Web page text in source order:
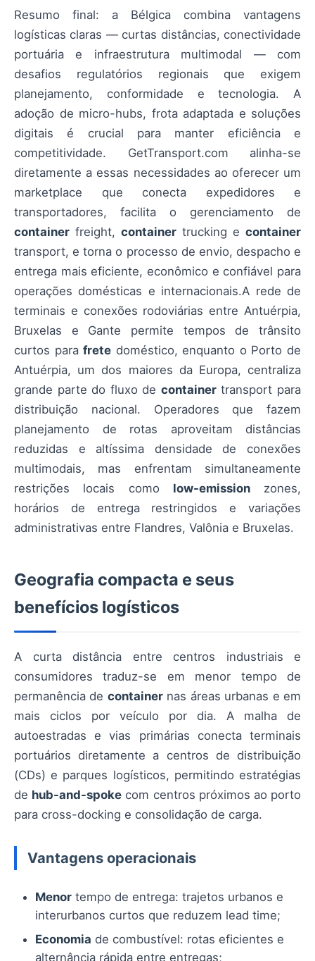
Resumo final: a Bélgica combina vantagens
logísticas claras — curtas distâncias, conectividade
portuária e infraestrutura multimodal — com
desafios regulatórios regionais que exigem
planejamento, conformidade e tecnologia. A
adoção de micro-hubs, frota adaptada e soluções
digitais é crucial para manter eficiência e
competitividade. GetTransport.com alinha-se
diretamente a essas necessidades ao oferecer um
marketplace que conecta expedidores e
transportadores, facilita o gerenciamento de
container freight, container trucking e container
transport, e torna o processo de envio, despacho e
entrega mais eficiente, econômico e confiável para
operações domésticas e internacionais.A rede de
terminais e conexões rodoviárias entre Antuérpia,
Bruxelas e Gante permite tempos de trânsito
curtos parafrete doméstico, enquanto o Porto de
Antuérpia, um dos maiores da Europa, centraliza
grande parte do fluxo de containertransport para
distribuição nacional. Operadores que fazem
planejamento de rotas aproveitam distâncias
reduzidas e altíssima densidade de conexões
multimodais, mas enfrentam simultaneamente
restrições locais como low-emissionzones,
horários de entrega restringidos e variações
administrativas entre Flandres, Valônia e Bruxelas.
Geografia compacta e seus
benefícios logísticos
A curta distância entre centros industriais e
consumidores traduz-se em menor tempo de
permanência de containernas áreas urbanas e em
mais ciclos por veículo por dia. A malha de
autoestradas e vias primárias conecta terminais
portuários diretamente a centros de distribuição
(CDs) e parques logísticos, permitindo estratégias
de hub-and-spoke com centros próximos ao porto
para cross-docking e consolidação de carga.
Vantagens operacionais
Menor tempo de entrega: trajetos urbanos e
interurbanos curtos que reduzem lead time;
Economia de combustível: rotas eficientes e
alternância rápida entre entregas;